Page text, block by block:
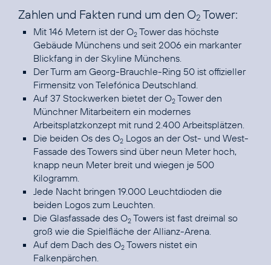
Zahlen und Fakten rund um den O2 Tower:
Mit 146 Metern ist der O2 Tower das höchste
Gebäude Münchens und seit 2006 ein markanter
Blickfang in der Skyline Münchens.
Der Turm am Georg-Brauchle-Ring 50 ist offizieller
Firmensitz von Telefónica Deutschland.
Auf 37 Stockwerken bietet der O2 Tower den
Münchner Mitarbeitern ein modernes
Arbeitsplatzkonzept mit rund 2.400 Arbeitsplätzen.
Die beiden Os des O2 Logos an der Ost- und West-
Fassade des Towers sind über neun Meter hoch,
knapp neun Meter breit und wiegen je 500
Kilogramm.
Jede Nacht bringen 19.000 Leuchtdioden die
beiden Logos zum Leuchten.
Die Glasfassade des O2 Towers ist fast dreimal so
groß wie die Spielfläche der Allianz-Arena.
Auf dem Dach des O2 Towers nistet ein
Falkenpärchen.